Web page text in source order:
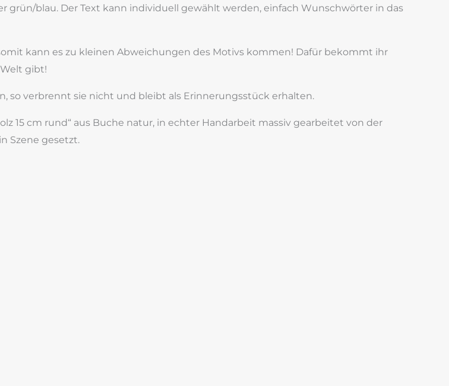
grün/blau. Der Text kann individuell gewählt werden, einfach Wunschwörter in das
kann es zu kleinen Abweichungen des Motivs kommen! Dafür bekommt ihr
gibt!
so verbrennt sie nicht und bleibt als Erinnerungsstück erhalten.
15 cm rund“ aus Buche natur, in echter Handarbeit massiv gearbeitet von der
Szene gesetzt.